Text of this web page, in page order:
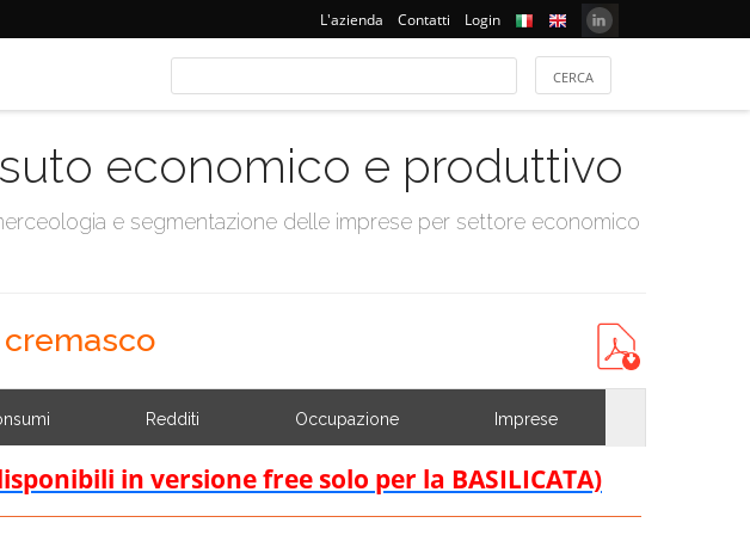
L'azienda Contatti Login
economico e produttivo
e segmentazione delle imprese per settore economico
Redditi Occupazione Imprese
in versione free solo per la BASILICATA)